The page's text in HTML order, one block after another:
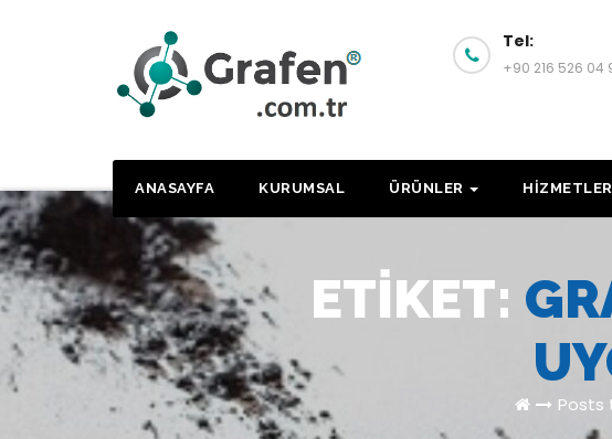
Tel:
+90 216 526 04
ANASAYFA KURUMSAL ÜRÜNLER
ETIKET:
Posts